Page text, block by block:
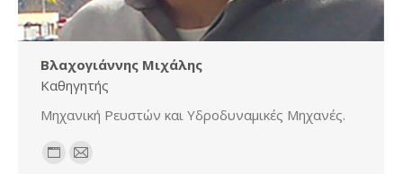
Βλαχογιάννης Μιχάλης
Καθηγητής
Μηχανική Ρευστών και Υδροδυναμικές Μηχανές.
Personal
E-